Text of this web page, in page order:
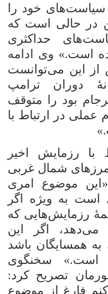
خود را
در حالی است که
حداکثری
است.» وی ادامه
از این می‌توانست
دوران ترامپ
بود را متوقف
عملی در ارتباط با
با رزمایش اخیر
مرزهای شمال غربی
موضوع امری
به ویژه اگر
رزمایش‌هایی که
می‌دهد، اگر این
به همسایگان باشد
است.» سخنگوی
تصریح کرد:
فارغ از موضوع